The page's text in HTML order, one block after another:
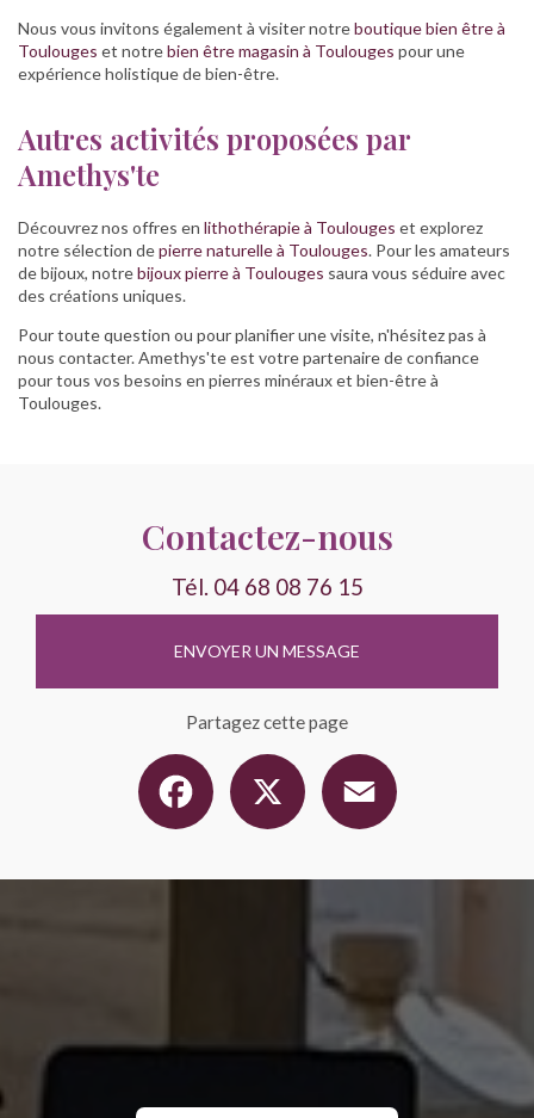
Nous vous invitons également à visiter notreboutique bien être à
Toulouges et notrebien être magasin à Toulouges pour une
expérience holistique de bien-être.
Autres activités proposées par
Amethys'te
Découvrez nos offres en lithothérapie à Toulouges et explorez
notre sélection depierre naturelle à Toulouges. Pour les amateurs
de bijoux, notrebijoux pierre à Toulouges saura vous séduire avec
des créations uniques.
Pour toute question ou pour planifier une visite, n'hésitez pas à
nous contacter. Amethys'te est votre partenaire de confiance
pour tous vos besoins en pierres minéraux et bien-être à
Toulouges.
Contactez-nous
Tél. 04 68 08 76 15
ENVOYER UN MESSAGE
Partagez cette page
Facebook